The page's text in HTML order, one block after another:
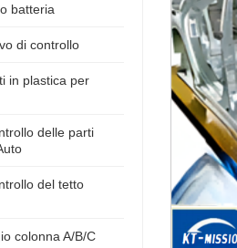
batteria
di controllo
in plastica per
delle parti
del tetto
colonna A/B/C